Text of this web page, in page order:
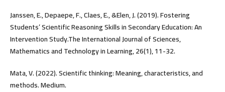
Janssen, E., Depaepe, F., Claes, E., &Elen, J. (2019). Fostering
Students’ Scientific Reasoning Skills in Secondary Education: An
Intervention Study.The International Journal of Sciences,
Mathematics and Technology in Learning, 26(1), 11-32.
Mata, V. (2022). Scientific thinking: Meaning, characteristics, and
methods. Medium.